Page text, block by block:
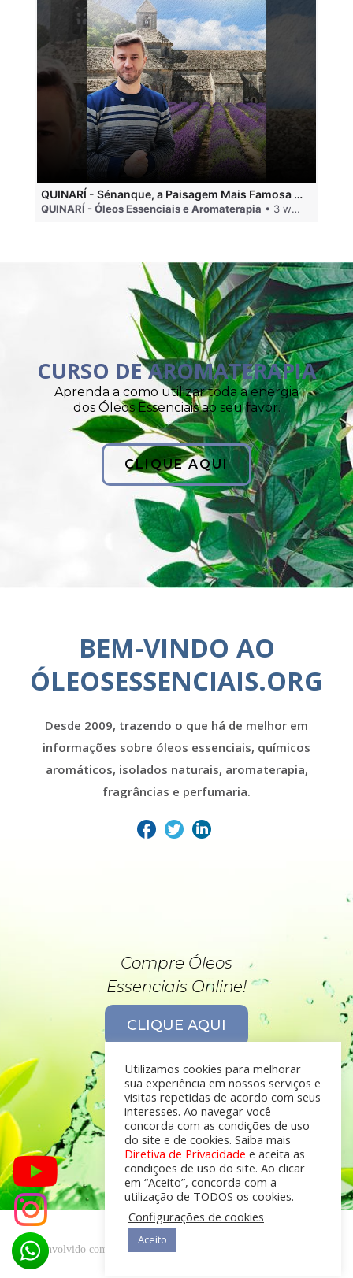
QUINARÍ - Sénanque, a Paisagem Mais Famosa da Aromaterapia
QUINARÍ - Óleos Essenciais e Aromaterapia • 3 weeks ago
CURSO DE AROMATERAPIA
Aprenda a como utilizar toda a energia
dos Óleos Essenciais ao seu favor.
CLIQUE AQUI
BEM-VINDO AO
ÓLEOSESSENCIAIS.ORG
Desde 2009, trazendo o que há de melhor em
informações sobre óleos essenciais, químicos
aromáticos, isolados naturais, aromaterapia,
fragrâncias e perfumaria.
Compre Óleos
Essenciais Online!
CLIQUE AQUI
desenvolvido com por
Utilizamos cookies para melhorar
sua experiência em nossos serviços e
visitas repetidas de acordo com seus
interesses. Ao navegar você
concorda com as condições de uso
do site e de cookies. Saiba mais
Diretiva de Privacidade e aceita as
condições de uso do site. Ao clicar
em “Aceito”, concorda com a
utilização de TODOS os cookies.
Configurações de cookies
Aceito